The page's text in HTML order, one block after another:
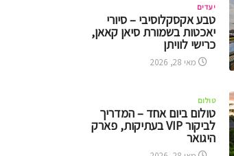
יעדים
טבע אקסקלוסיבי – סיורי
יאכטות בשמורת סיאן קאאן,
כרישי לוויתן
מאי 28, 2026
טולום
טולום ביום אחד – המדריך
לביקור VIP בעתיקות, פארק
היגואר